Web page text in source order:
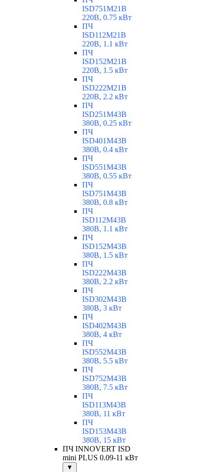
ISD751M21B
220В, 0.75 кВт
ПЧ
ISD112M21B
220В, 1.1 кВт
ПЧ
ISD152M21B
220В, 1.5 кВт
ПЧ
ISD222M21B
220В, 2.2 кВт
ПЧ
ISD251M43B
380В, 0.25 кВт
ПЧ
ISD401M43B
380В, 0.4 кВт
ПЧ
ISD551M43B
380В, 0.55 кВт
ПЧ
ISD751M43B
380В, 0.8 кВт
ПЧ
ISD112M43B
380В, 1.1 кВт
ПЧ
ISD152M43B
380В, 1.5 кВт
ПЧ
ISD222M43B
380В, 2.2 кВт
ПЧ
ISD302M43B
380В, 3 кВт
ПЧ
ISD402M43B
380В, 4 кВт
ПЧ
ISD552M43B
380В, 5.5 кВт
ПЧ
ISD752M43B
380В, 7.5 кВт
ПЧ
ISD113M43B
380В, 11 кВт
ПЧ
ISD153M43B
380В, 15 кВт
ПЧ INNOVERT ISD
mini PLUS 0.09-11 кВт
▼